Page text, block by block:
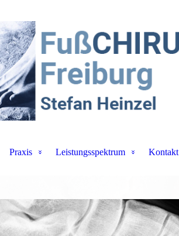
Praxis Leistungsspektrum Kontakt